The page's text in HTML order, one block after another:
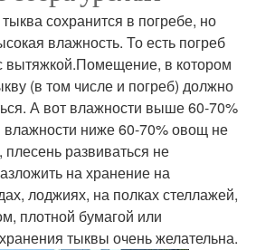
сохранится в погребе, но
влажность. То есть погреб
вытяжкой.Помещение, в котором
(в том числе и погреб) должно
А вот влажности выше 60-70%
ниже 60-70% овощ не
плесень развиваться не
на хранение на
лоджиях, на полках стеллажей,
плотной бумагой или
тыквы очень желательна.